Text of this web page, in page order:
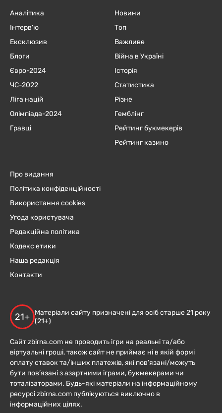
Аналітика
Інтерв'ю
Ексклюзив
Блоги
Євро-2024
ЧC-2022
Ліга націй
Олімпіада-2024
Гравці
Новини
Топ
Важливе
Війна в Україні
Історія
Статистика
Різне
Гемблінг
Рейтинг букмекерів
Рейтинг казино
Про видання
Політика конфіденційності
Використання cookies
Угода користувача
Редакційна політика
Кодекс етики
Наша редакція
Контакти
21+
Матеріали сайту призначені для осіб старше 21 року
(21+)
Сайт zbirna.com не проводить ігри на реальні та/або
віртуальні гроші, також сайт не приймає ні в якій формі
оплату ставок та/інших платежів, які пов’язані/можуть
бути пов’язані з азартними іграми, букмекерами чи
тоталізаторами. Будь-які матеріали на інформаційному
ресурсі zbirna.com публікуються виключно в
інформаційних цілях.